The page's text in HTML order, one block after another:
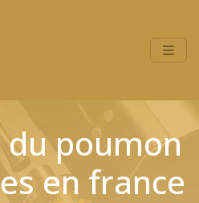
du poumon
en france